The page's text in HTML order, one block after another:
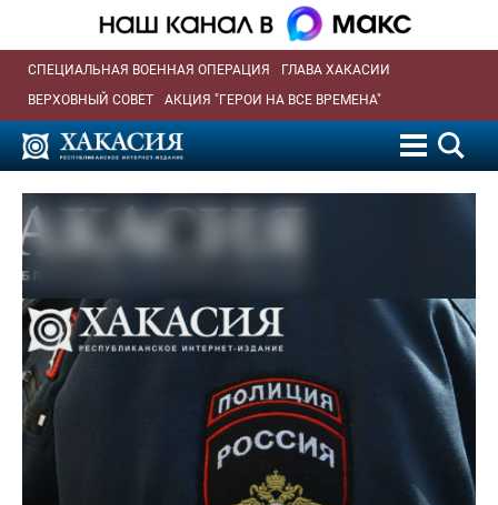
СПЕЦИАЛЬНАЯ ВОЕННАЯ ОПЕРАЦИЯ
ГЛАВА ХАКАСИИ
ВЕРХОВНЫЙ СОВЕТ
АКЦИЯ "ГЕРОИ НА ВСЕ ВРЕМЕНА"